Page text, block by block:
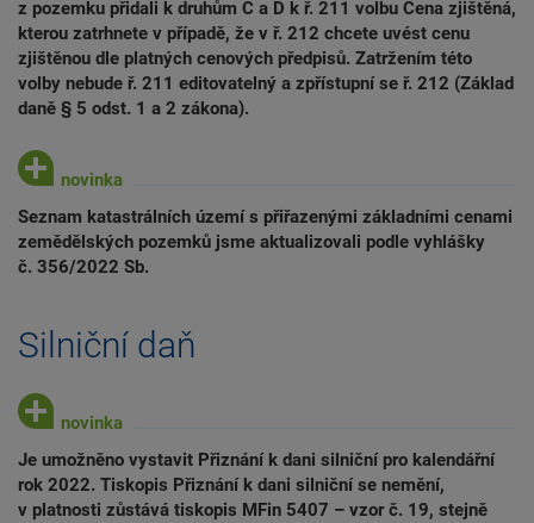
z pozemku přidali k druhům C a D k ř. 211 volbu Cena zjištěná,
kterou zatrhnete v případě, že v ř. 212 chcete uvést cenu
zjištěnou dle platných cenových předpisů. Zatržením této
volby nebude ř. 211 editovatelný a zpřístupní se ř. 212 (Základ
daně § 5 odst. 1 a 2 zákona).
Seznam katastrálních území s přiřazenými základními cenami
zemědělských pozemků jsme aktualizovali podle vyhlášky
č. 356/2022 Sb.
Silniční daň
Je umožněno vystavit Přiznání k dani silniční pro kalendářní
rok 2022. Tiskopis Přiznání k dani silniční se nemění,
v platnosti zůstává tiskopis MFin 5407 – vzor č. 19, stejně